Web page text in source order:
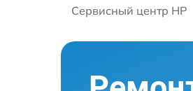
Сервисный центр HP